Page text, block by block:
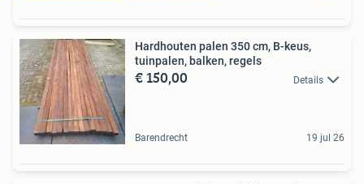
Hardhouten palen 350 cm, B-keus,
tuinpalen, balken, regels
€ 150,00 Details
Barendrecht 19 jul 26